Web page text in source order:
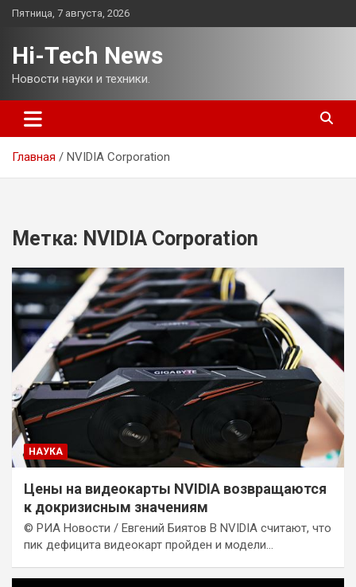
Перейти
Пятница, 7 августа, 2026
Hi-Tech News
Новости науки и техники.
Главная NVIDIA Corporation
Метка: NVIDIA Corporation
НАУКА
Цены на видеокарты NVIDIA возвращаются
к докризисным значениям
© РИА Новости / Евгений Биятов В NVIDIA считают, что
пик дефицита видеокарт пройден и модели…